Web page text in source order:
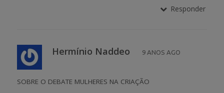
Responder
Hermínio Naddeo 9 ANOS AGO
SOBRE O DEBATE MULHERES NA CRIAÇÃO